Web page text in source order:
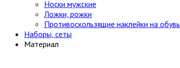
Носки мужские
Ложки, рожки
Противоскользящие наклейки на обувь
Наборы, сеты
Материал